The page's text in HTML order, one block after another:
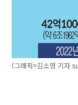
(그래픽=김소영 기자